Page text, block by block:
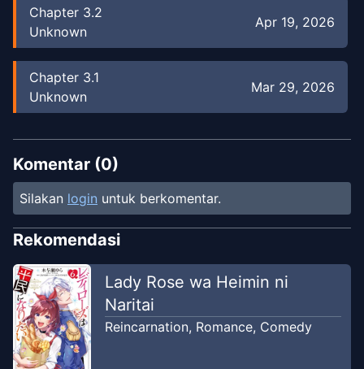
Chapter 3.2
Unknown
Apr 19, 2026
Chapter 3.1
Unknown
Mar 29, 2026
Chapter2.2
Unknown
Chapter2.1
Unknown
Jan 19, 2026
Chapter1
Unknown
Jan 22, 2026
Komentar (0)
Silakan login untuk berkomentar.
Rekomendasi
Lady Rose wa Heimin ni
Naritai
Reincarnation, Romance, Comedy